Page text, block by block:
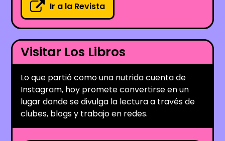
Ir a la Revista
Visitar Los Libros
Lo que partió como una nutrida cuenta de
Instagram, hoy promete convertirse en un
lugar donde se divulga la lectura a través de
clubes, blogs y trabajo en redes.